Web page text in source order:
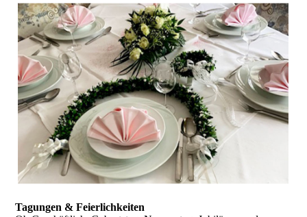
Tagungen & Feierlichkeiten